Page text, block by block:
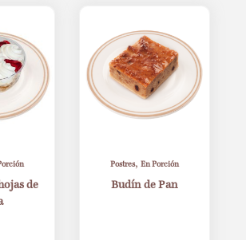
de
Postres,En Porción
Budín de Pan